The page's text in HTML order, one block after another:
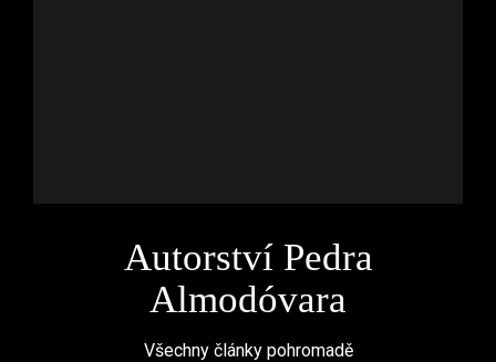
Autorství Pedra
Almodóvara
Všechny články pohromadě